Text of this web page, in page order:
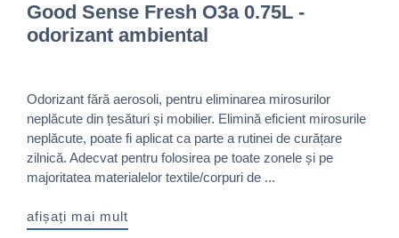
Good Sense Fresh O3a 0.75L -
odorizant ambiental
Odorizant fără aerosoli, pentru eliminarea mirosurilor
neplăcute din țesături și mobilier. Elimină eficient mirosurile
neplăcute, poate fi aplicat ca parte a rutinei de curățare
zilnică. Adecvat pentru folosirea pe toate zonele și pe
majoritatea materialelor textile/corpuri de ...
afișați mai mult